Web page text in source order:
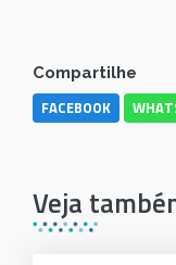
Compartilhe
FACEBOOK
Veja